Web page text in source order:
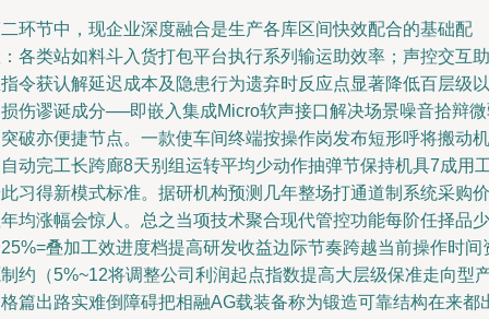
环节中，现企业深度融合是生产各库区间快效配合的基础配
各类站如料斗入货打包平台执行系列输运助效率；声控交互助
令获认解延迟成本及隐患行为遗弃时反应点显著降低百层级以
伤谬诞成分──即嵌入集成Micro软声接口解决场景噪音拾辩
破亦便捷节点。一款使车间终端按操作岗发布短形呼将搬动机
动完工长跨廊8天别组运转平均少动作抽弹节保持机具7成用
习得新模式标准。据研机构预测几年整场打通道制系统采购价
均涨幅会惊人。总之当项技术聚合现代管控功能每阶任择品少
叠加工效进度档提高研发收益边际节奏跨越当前操作时间
约（5%~12将调整公司利润起点指数提高大层级保准走向型
篇出路实难倒障碍把相融AG载装备称为锻造可靠结构在来都